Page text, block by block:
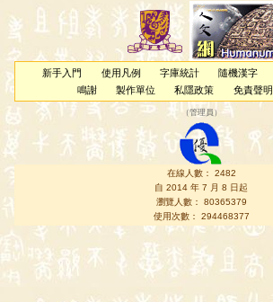
新手入門 使用凡例 字庫統計 隨機漢字
鳴謝
製作單位 私隱政策 免責聲明
（管理員 ）
在線人數： 2482
自 2014 年 7 月 8 日起
瀏覽人數： 80365379
使用次數： 294468377